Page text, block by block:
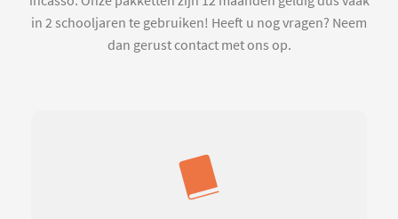
in 2 schooljaren te gebruiken! Heeft u nog vragen? Neem
dan gerust contact met ons op.